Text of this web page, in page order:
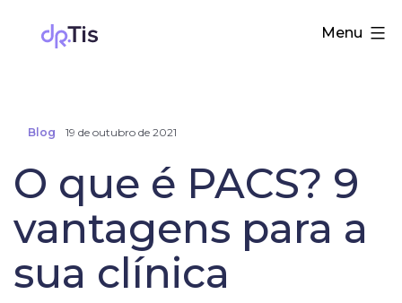
Menu
Blog 19 de outubro de 2021
O que é PACS? 9
vantagens para a
sua clínica